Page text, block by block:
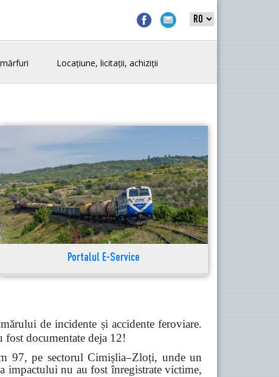
Locațiune, licitații, achiziții
Portalul E-Service
de incidente și accidente feroviare.
fost documentate deja 12!
97, pe sectorul Cimișlia–Zloți, unde un
nu au fost înregistrate victime,